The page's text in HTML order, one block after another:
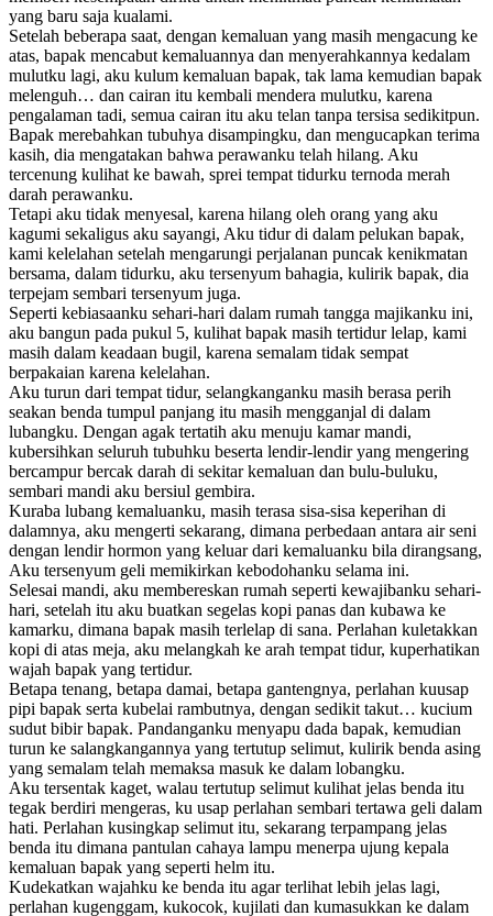
yang baru saja kualami.
Setelah beberapa saat, dengan kemaluan yang masih mengacung ke
atas, bapak mencabut kemaluannya dan menyerahkannya kedalam
mulutku lagi, aku kulum kemaluan bapak, tak lama kemudian bapak
melenguh… dan cairan itu kembali mendera mulutku, karena
pengalaman tadi, semua cairan itu aku telan tanpa tersisa sedikitpun.
Bapak merebahkan tubuhya disampingku, dan mengucapkan terima
kasih, dia mengatakan bahwa perawanku telah hilang. Aku
tercenung kulihat ke bawah, sprei tempat tidurku ternoda merah
darah perawanku.
Tetapi aku tidak menyesal, karena hilang oleh orang yang aku
kagumi sekaligus aku sayangi, Aku tidur di dalam pelukan bapak,
kami kelelahan setelah mengarungi perjalanan puncak kenikmatan
bersama, dalam tidurku, aku tersenyum bahagia, kulirik bapak, dia
terpejam sembari tersenyum juga.
Seperti kebiasaanku sehari-hari dalam rumah tangga majikanku ini,
aku bangun pada pukul 5, kulihat bapak masih tertidur lelap, kami
masih dalam keadaan bugil, karena semalam tidak sempat
berpakaian karena kelelahan.
Aku turun dari tempat tidur, selangkanganku masih berasa perih
seakan benda tumpul panjang itu masih mengganjal di dalam
lubangku. Dengan agak tertatih aku menuju kamar mandi,
kubersihkan seluruh tubuhku beserta lendir-lendir yang mengering
bercampur bercak darah di sekitar kemaluan dan bulu-buluku,
sembari mandi aku bersiul gembira.
Kuraba lubang kemaluanku, masih terasa sisa-sisa keperihan di
dalamnya, aku mengerti sekarang, dimana perbedaan antara air seni
dengan lendir hormon yang keluar dari kemaluanku bila dirangsang,
Aku tersenyum geli memikirkan kebodohanku selama ini.
Selesai mandi, aku membereskan rumah seperti kewajibanku sehari-
hari, setelah itu aku buatkan segelas kopi panas dan kubawa ke
kamarku, dimana bapak masih terlelap di sana. Perlahan kuletakkan
kopi di atas meja, aku melangkah ke arah tempat tidur, kuperhatikan
wajah bapak yang tertidur.
Betapa tenang, betapa damai, betapa gantengnya, perlahan kuusap
pipi bapak serta kubelai rambutnya, dengan sedikit takut… kucium
sudut bibir bapak. Pandanganku menyapu dada bapak, kemudian
turun ke salangkangannya yang tertutup selimut, kulirik benda asing
yang semalam telah memaksa masuk ke dalam lobangku.
Aku tersentak kaget, walau tertutup selimut kulihat jelas benda itu
tegak berdiri mengeras, ku usap perlahan sembari tertawa geli dalam
hati. Perlahan kusingkap selimut itu, sekarang terpampang jelas
benda itu dimana pantulan cahaya lampu menerpa ujung kepala
kemaluan bapak yang seperti helm itu.
Kudekatkan wajahku ke benda itu agar terlihat lebih jelas lagi,
perlahan kugenggam, kukocok, kujilati dan kumasukkan ke dalam